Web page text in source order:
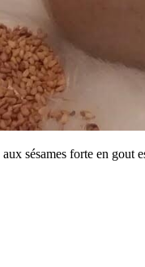
sésames forte en